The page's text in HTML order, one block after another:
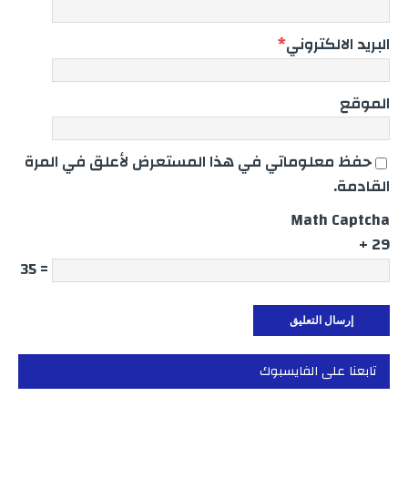
البريد الالكتروني*
الموقع
حفظ معلوماتي في هذا المستعرض لأعلق في المرة
القادمة.
Math Captcha
29 +
= 35
تابعنا على الفايسبوك